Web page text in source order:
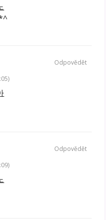
Odpovědět
Odpovědět